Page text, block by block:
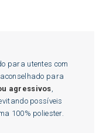
para utentes com
para
agressivos,
possíveis
100% poliester.